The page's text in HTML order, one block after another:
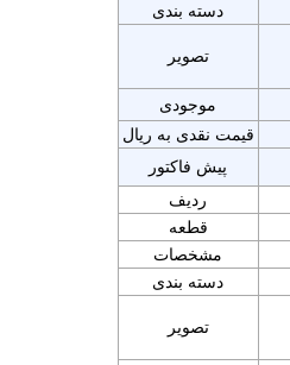
دسته بندی
تصویر
موجودی
قیمت نقدی به ریال
پیش فاکتور
ردیف
قطعه
مشخصات
دسته بندی
تصویر